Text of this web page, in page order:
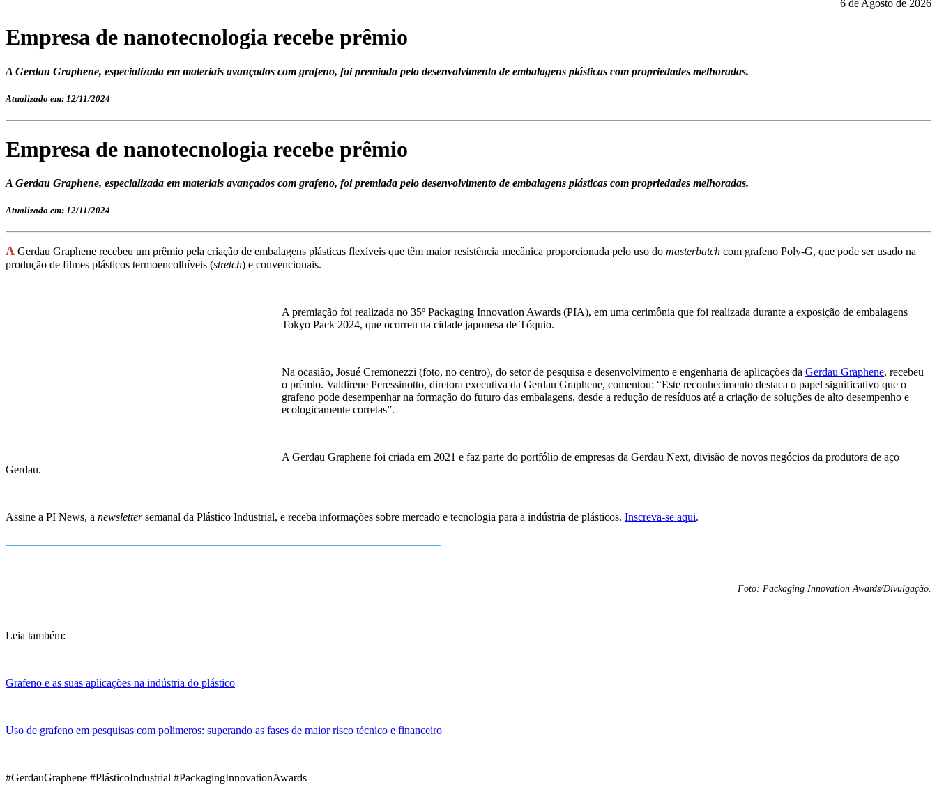
6 de Agosto de 2026
Empresa de nanotecnologia recebe prêmio
A Gerdau Graphene, especializada em materiais avançados com grafeno, foi premiada pelo desenvolvimento de embalagens plásticas com propriedades melhoradas.
Atualizado em: 12/11/2024
Empresa de nanotecnologia recebe prêmio
A Gerdau Graphene, especializada em materiais avançados com grafeno, foi premiada pelo desenvolvimento de embalagens plásticas com propriedades melhoradas.
Atualizado em: 12/11/2024
A Gerdau Graphene recebeu um prêmio pela criação de embalagens plásticas flexíveis que têm maior resistência mecânica proporcionada pelo uso do masterbatch com grafeno Poly-G, que pode ser usado na
produção de filmes plásticos termoencolhíveis (stretch) e convencionais.
A premiação foi realizada no 35º Packaging Innovation Awards (PIA), em uma cerimônia que foi realizada durante a exposição de embalagens
Tokyo Pack 2024, que ocorreu na cidade japonesa de Tóquio.
Na ocasião, Josué Cremonezzi (foto, no centro), do setor de pesquisa e desenvolvimento e engenharia de aplicações da Gerdau Graphene, recebeu
o prêmio. Valdirene Peressinotto, diretora executiva da Gerdau Graphene, comentou: “Este reconhecimento destaca o papel significativo que o
grafeno pode desempenhar na formação do futuro das embalagens, desde a redução de resíduos até a criação de soluções de alto desempenho e
ecologicamente corretas”.
A Gerdau Graphene foi criada em 2021 e faz parte do portfólio de empresas da Gerdau Next, divisão de novos negócios da produtora de aço
Gerdau.
Assine a PI News, a newslettersemanal da Plástico Industrial, e receba informações sobre mercado e tecnologia para a indústria de plásticos. Inscreva-se aqui.
Foto: Packaging Innovation Awards/Divulgação.
Leia também:
Grafeno e as suas aplicações na indústria do plástico
Uso de grafeno em pesquisas com polímeros: superando as fases de maior risco técnico e financeiro
#GerdauGraphene #PlásticoIndustrial #PackagingInnovationAwards